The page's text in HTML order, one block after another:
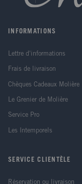
écrivains
quinze
INFORMATIONS
Lettre d'informations
Frais de livraison
Chèques Cadeaux Molière
Le Grenier de Molière
Service Pro
Les Intemporels
SERVICE CLIENTÈLE
Réservation ou livraison